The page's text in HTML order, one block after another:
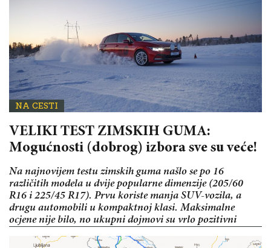
NA CESTI
VELIKI TEST ZIMSKIH GUMA:
Mogućnosti (dobrog) izbora sve su veće!
Na najnovijem testu zimskih guma našlo se po 16
različitih modela u dvije popularne dimenzije (205/60
R16 i 225/45 R17). Prvu koriste manja SUV-vozila, a
drugu automobili u kompaktnoj klasi. Maksimalne
ocjene nije bilo, no ukupni dojmovi su vrlo pozitivni